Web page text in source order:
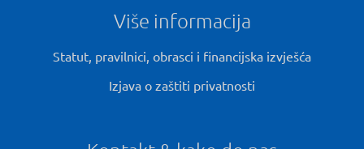
Više informacija
Statut, pravilnici, obrasci i financijska izvješća
Izjava o zaštiti privatnosti